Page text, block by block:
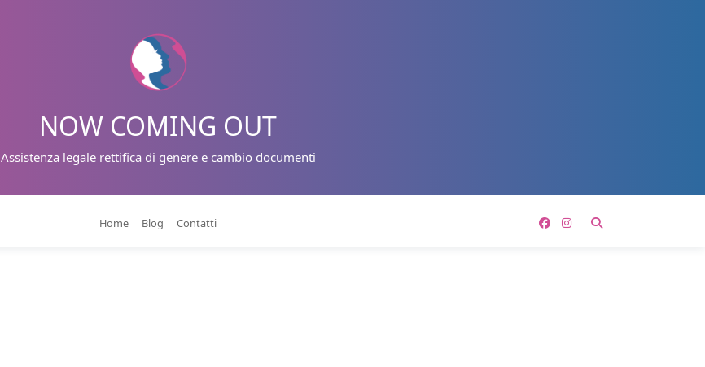
NOW COMING OUT
Assistenza legale rettifica di genere e cambio documenti
Home Blog Contatti